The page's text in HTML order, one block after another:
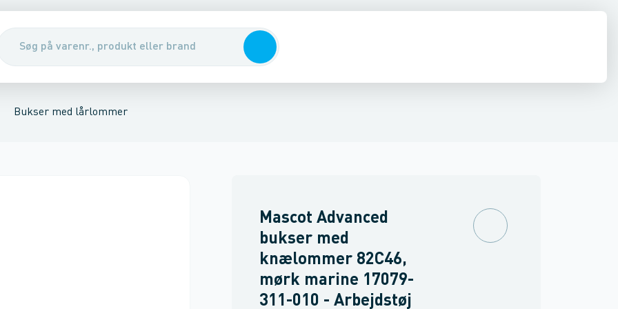
SkoSikkerhedsudstyr & handsker
Bælter Flammehæmmende bukser
Bukser med lårlommer
Sikkerheds bukser
Mascot Advanced
bukser med
knælommer 82C46,
mørk marine 17079-
311-010 - Arbejdstøj